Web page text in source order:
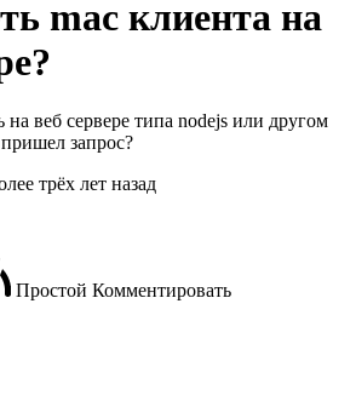
mac клиента на
веб сервере типа nodejs или другом
запрос?
трёх лет назад
Простой Комментировать